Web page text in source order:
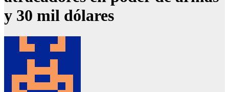
y 30 mil dólares